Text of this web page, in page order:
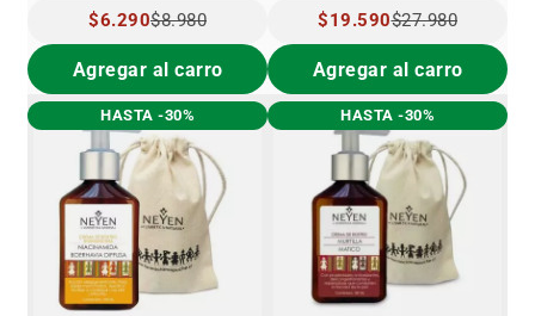
PRECIO
ESPECIAL
$6.290$8.980
Agregar al carro
PRECIO
ESPECIAL
$19.590$27.980
Agregar al carro
HASTA -30% HASTA -30%